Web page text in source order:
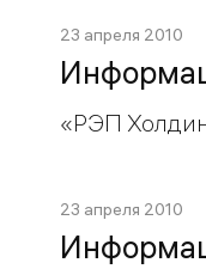
23 апреля 2010
«РЭП
23 апреля 2010